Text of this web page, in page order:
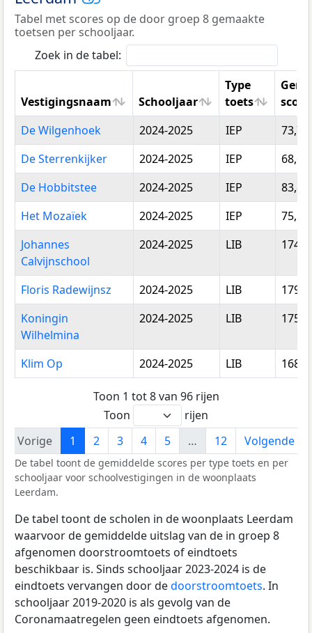
Tabel met scores op de door groep 8 gemaakte
toetsen per schooljaar.
Zoek in de tabel:
Vestigingsnaam Schooljaar
Type
toets
score
Vestigingsnaam
Schooljaar
Type
toets
score
De Wilgenhoek 2024-2025 IEP
73,70
De Sterrenkijker
2024-2025 IEP
68,69
De Hobbitstee
2024-2025 IEP
83,80
Het Mozaïek
2024-2025 IEP
75,50
Johannes
Calvijnschool
2024-2025 LIB
Floris Radewijnsz 2024-2025 LIB
Koningin
Wilhelmina
2024-2025 LIB
Klim Op 2024-2025 LIB
Toon 1 tot 8 van 96 rijen
Toon
rijen
Vorige
1 2 3 4 5 … 12 Volgende
De tabel toont de gemiddelde scores per type toets en per
schooljaar voor schoolvestigingen in de woonplaats
Leerdam.
De tabel toont de scholen in de woonplaats Leerdam
waarvoor de gemiddelde uitslag van de in groep 8
afgenomen doorstroomtoets of eindtoets
beschikbaar is. Sinds schooljaar 2023-2024 is de
eindtoets vervangen door dedoorstroomtoets. In
schooljaar 2019-2020 is als gevolg van de
Coronamaatregelen geen eindtoets afgenomen.